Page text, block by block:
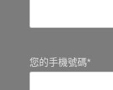
您的手機號碼*